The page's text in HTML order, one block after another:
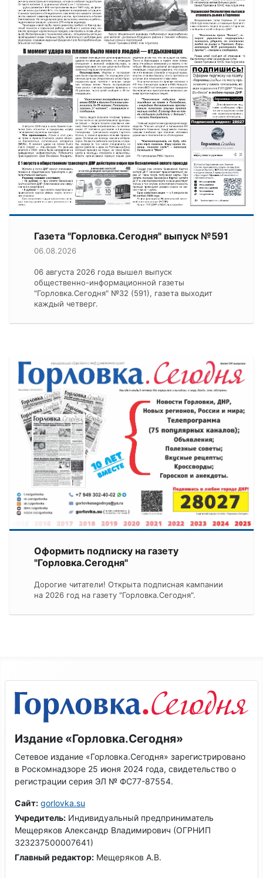
Газета "Горловка.Сегодня" выпуск №591
06.08.2026
06 августа 2026 года вышел выпуск
общественно-информационной газеты
"Горловка.Сегодня" №32 (591), газета выходит
каждый четверг.
Оформить подписку на газету
"Горловка.Сегодня"
Дорогие читатели! Открыта подписная кампании
на 2026 год на газету "Горловка.Сегодня".
Издание «Горловка.Сегодня»
Сетевое издание «Горловка.Сегодня» зарегистрировано
в Роскомнадзоре 25 июня 2024 года, свидетельство о
регистрации серия ЭЛ № ФС77-87554.
Сайт: gorlovka.su
Учредитель: Индивидуальный предприниматель
Мещеряков Александр Владимирович (ОГРНИП
323237500007641)
Главный редактор: Мещеряков А.В.